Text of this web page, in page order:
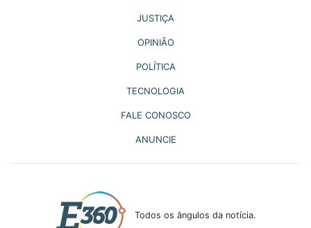
JUSTIÇA
OPINIÃO
POLÍTICA
TECNOLOGIA
FALE CONOSCO
ANUNCIE
Todos os ângulos da notícia.